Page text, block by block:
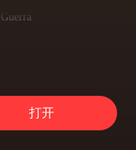
打开